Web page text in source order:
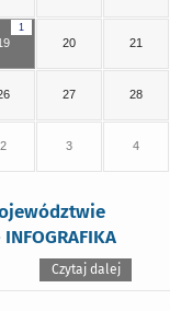
1
20 21
27 28
2 3 4
Czytaj dalej